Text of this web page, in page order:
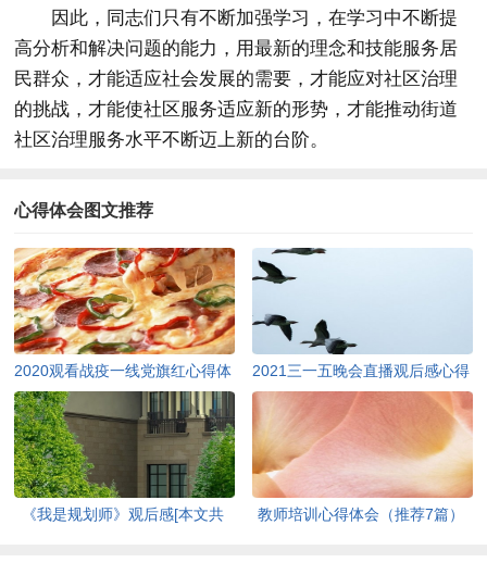
因此，同志们只有不断加强学习，在学习中不断提
高分析和解决问题的能力，用最新的理念和技能服务居
民群众，才能适应社会发展的需要，才能应对社区治理
的挑战，才能使社区服务适应新的形势，才能推动街道
社区治理服务水平不断迈上新的台阶。
心得体会图文推荐
2020观看战疫一线党旗红心得体
会【多篇】[本文共3271字]
2021三一五晚会直播观后感心得
[本文共3302字]
《我是规划师》观后感[本文共
教师培训心得体会（推荐7篇）